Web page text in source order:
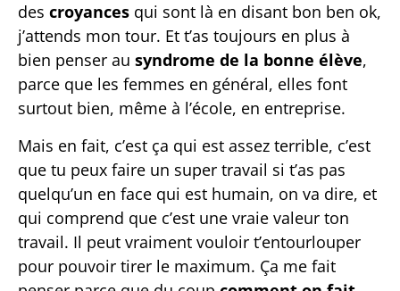
des croyances qui sont là en disant bon ben ok,
j’attends mon tour. Et t’as toujours en plus à
bien penser au syndrome de la bonne élève,
parce que les femmes en général, elles font
surtout bien, même à l’école, en entreprise.
Mais en fait, c’est ça qui est assez terrible, c’est
que tu peux faire un super travail si t’as pas
quelqu’un en face qui est humain, on va dire, et
qui comprend que c’est une vraie valeur ton
travail. Il peut vraiment vouloir t’entourlouper
pour pouvoir tirer le maximum. Ça me fait